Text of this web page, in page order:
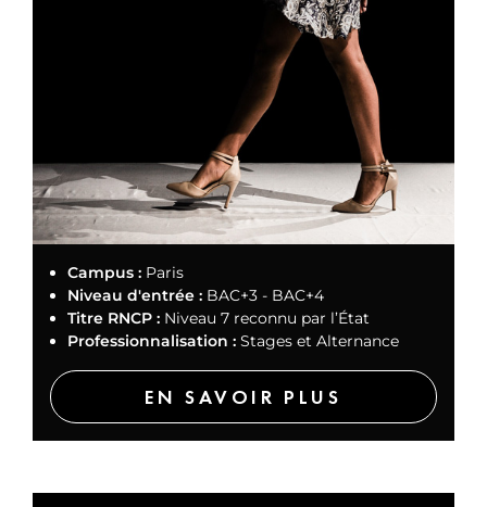
Campus : Paris
Niveau d'entrée : BAC+3 - BAC+4
Titre RNCP : Niveau 7 reconnu par l’État
Professionnalisation : Stages et Alternance
EN SAVOIR PLUS